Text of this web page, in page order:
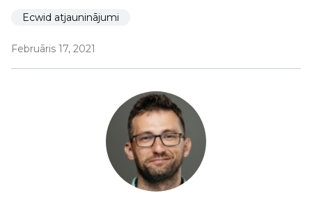
Ecwid atjauninājumi
Februāris 17, 2021